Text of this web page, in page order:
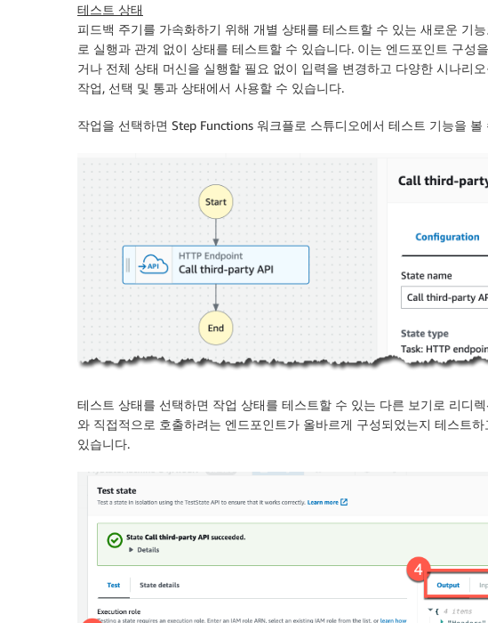
테스트 상태
피드백 주기를 가속화하기 위해 개별 상태를 테스트할 수 있는 새로운 기
로 실행과 관계 없이 상태를 테스트할 수 있습니다. 이는 엔드포인트 구성
거나 전체 상태 머신을 실행할 필요 없이 입력을 변경하고 다양한 시나리
작업, 선택 및 통과 상태에서 사용할 수 있습니다.
작업을 선택하면 Step Functions 워크플로 스튜디오에서 테스트 기능을 볼
테스트 상태를 선택하면 작업 상태를 테스트할 수 있는 다른 보기로 리디
와 직접적으로 호출하려는 엔드포인트가 올바르게 구성되었는지 테스트
있습니다.